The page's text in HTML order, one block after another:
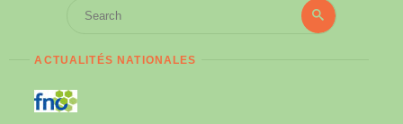
Search
Search
ACTUALITÉS NATIONALES